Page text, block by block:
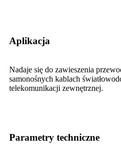
Aplikacja
Nadaje się do zawieszenia
samonośnych kablach
telekomunikacji zewnętrznej.
Parametry techniczne